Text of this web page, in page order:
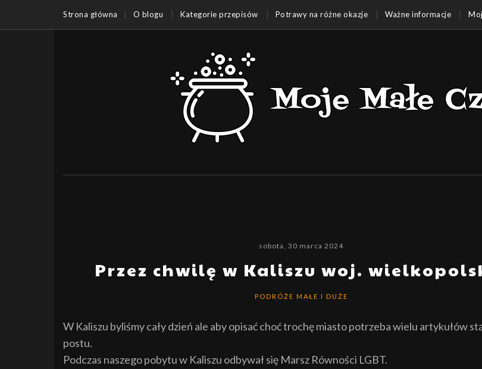
Strona główna O blogu Kategorie przepisów Potrawy na różne okazje Ważne informacje
sobota, 30 marca 2024
Przez chwilę w Kaliszu woj.
PODRÓŻE MAŁE I DUŻE
W Kaliszu byliśmy cały dzień ale aby opisać choć trochę miasto potrzeba wielu artykułów
postu.
Podczas naszego pobytu w Kaliszu odbywał się Marsz Równości LGBT.